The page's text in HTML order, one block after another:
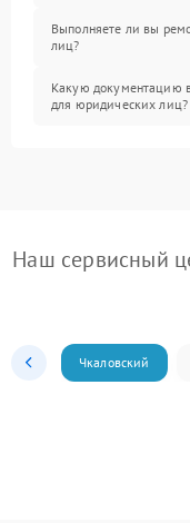
Выполняете ли вы
лиц?
Какую документацию
для юридических лиц?
Наш сервисный
Чкаловский